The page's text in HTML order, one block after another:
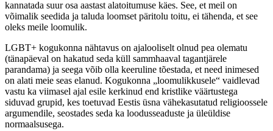
kannatada suur osa aastast alatoitumuse käes. See, et meil on
võimalik seedida ja taluda loomset päritolu toitu, ei tähenda, et see
oleks meile loomulik.
LGBT+ kogukonna nähtavus on ajalooliselt olnud pea olematu
(tänapäeval on hakatud seda küll sammhaaval tagantjärele
parandama) ja seega võib olla keeruline tõestada, et need inimesed
on alati meie seas elanud. Kogukonna „loomulikkusele“ vaidlevad
vastu ka viimasel ajal esile kerkinud end kristlike väärtustega
siduvad grupid, kes toetuvad Eestis üsna vähekasutatud religioossele
argumendile, seostades seda ka loodusseaduste ja üleüldise
normaalsusega.